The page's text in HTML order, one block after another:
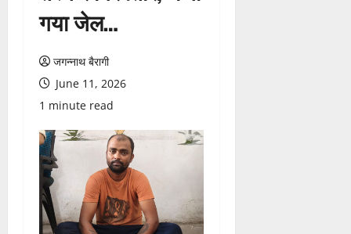
गया जेल…
जगन्नाथ बैरागी
June 11, 2026
1 minute read